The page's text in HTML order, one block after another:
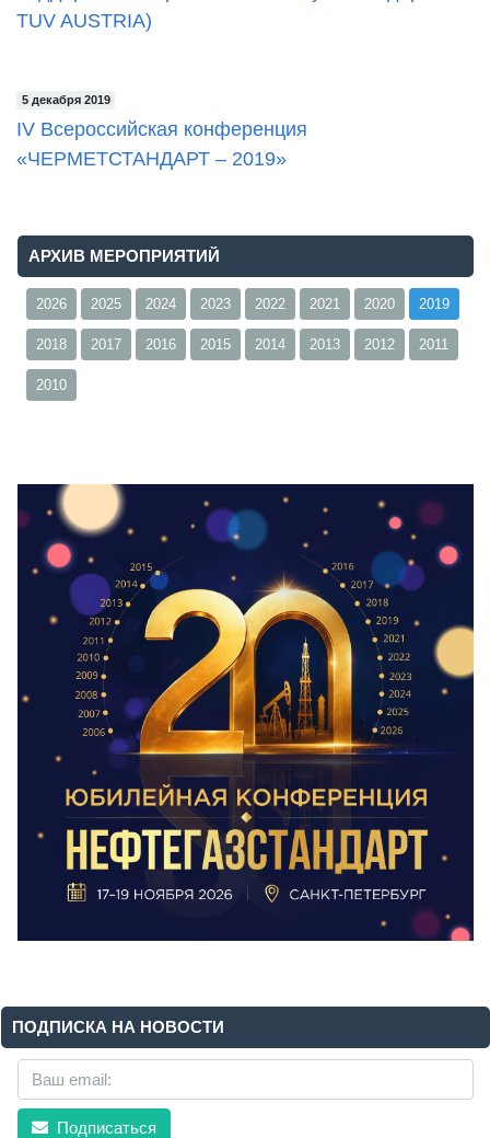
TUV AUSTRIA)
5 декабря 2019
IV Всероссийская конференция
«ЧЕРМЕТСТАНДАРТ – 2019»
АРХИВ МЕРОПРИЯТИЙ
2026 2025 2024 2023 2022 2021 2020 2019
2018 2017 2016 2015 2014 2013 2012 2011
2010
ПОДПИСКА НА НОВОСТИ
Подписаться